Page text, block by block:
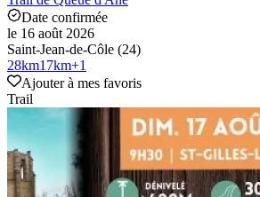
Date confirmée
le 16 août 2026
Saint-Jean-de-Côle (24)
28km17km+1
Ajouter à mes favoris
Trail